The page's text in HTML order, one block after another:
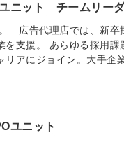
ニット チームリー
広告代理店では、新卒
を支援。 あらゆる採用課
リアにジョイン。大手企
ユニット